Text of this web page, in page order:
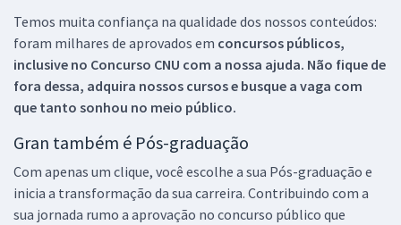
Temos muita confiança na qualidade dos nossos conteúdos:
foram milhares de aprovados em concursos públicos,
inclusive no Concurso CNU com a nossa ajuda. Não fique de
fora dessa, adquira nossos cursos e busque a vaga com
que tanto sonhou no meio público.
Gran também é Pós-graduação
Com apenas um clique, você escolhe a sua Pós-graduação e
inicia a transformação da sua carreira. Contribuindo com a
sua jornada rumo a aprovação no concurso público que